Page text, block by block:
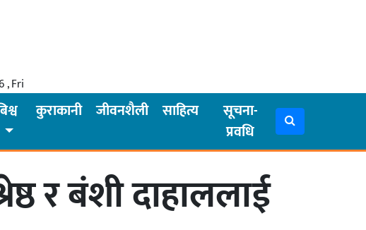
, Fri
कुराकानी जीवनशैली साहित्य
सूचना-
प्रवधि
र बंशी दाहाललाई